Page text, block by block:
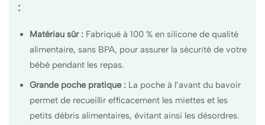
:
Matériau sûr : Fabriqué à 100 % en silicone de qualité
alimentaire, sans BPA, pour assurer la sécurité de votre
bébé pendant les repas.
Grande poche pratique : La poche à l’avant du bavoir
permet de recueillir efficacement les miettes et les
petits débris alimentaires, évitant ainsi les désordres.